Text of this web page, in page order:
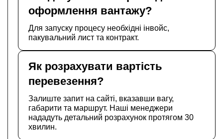
оформлення вантажу?
Для запуску процесу необхідні інвойс,
пакувальний лист та контракт.
Як розрахувати вартість
перевезення?
Залиште запит на сайті, вказавши вагу,
габарити та маршрут. Наші менеджери
нададуть детальний розрахунок протягом 30
хвилин.